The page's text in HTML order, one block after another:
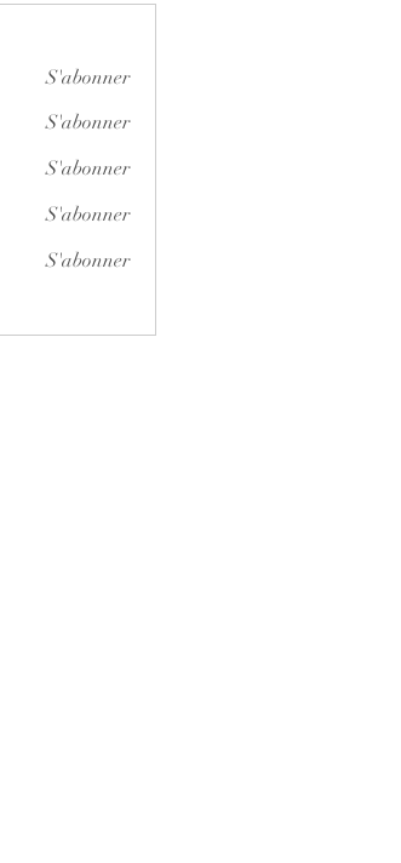
S'abonner
S'abonner
S'abonner
S'abonner
S'abonner